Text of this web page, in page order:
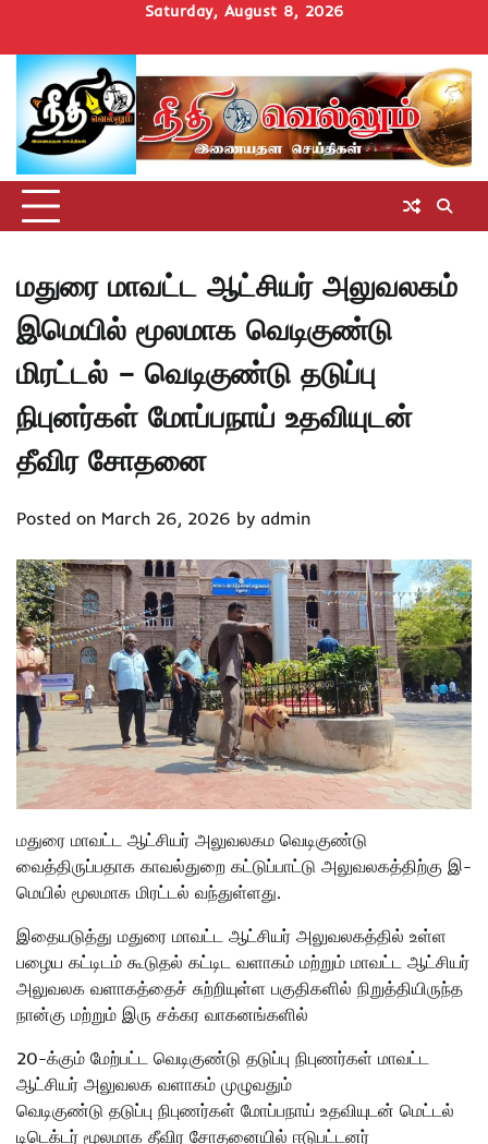
content
Saturday, August 8, 2026
Homeசெய்திகள்
தமிழ்நாடுமாவட்டச்செய்திகள்
அரசியல்ஆன்மிகம்
சட்டம்
அறிவோம்
சினிமாUncategorized
மதுரை மாவட்ட ஆட்சியர் அலுவலகம்
இமெயில் மூலமாக வெடிகுண்டு
மிரட்டல் – வெடிகுண்டு தடுப்பு
நிபுனர்கள் மோப்பநாய் உதவியுடன்
தீவிர சோதனை
Posted on March 26, 2026 by admin
மதுரை மாவட்ட ஆட்சியர் அலுவலகம வெடிகுண்டு
வைத்திருப்பதாக காவல்துறை கட்டுப்பாட்டு அலுவலகத்திற்கு இ-
மெயில் மூலமாக மிரட்டல் வந்துள்ளது.
இதையடுத்து மதுரை மாவட்ட ஆட்சியர் அலுவலகத்தில் உள்ள
பழைய கட்டிடம் கூடுதல் கட்டிட வளாகம் மற்றும் மாவட்ட ஆட்சியர்
அலுவலக வளாகத்தைச் சுற்றியுள்ள பகுதிகளில் நிறுத்தியிருந்த
நான்கு மற்றும் இரு சக்கர வாகனங்களில்
20-க்கும் மேற்பட்ட வெடிகுண்டு தடுப்பு நிபுணர்கள் மாவட்ட
ஆட்சியர் அலுவலக வளாகம் முழுவதும்
வெடிகுண்டு தடுப்பு நிபுணர்கள் மோப்பநாய் உதவியுடன் மெட்டல்
டிடெக்டர் மூலமாக தீவிர சோதனையில் ஈடுபட்டனர்